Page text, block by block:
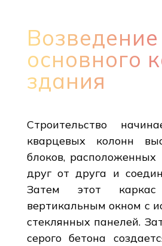
Возведение
основного
здания
Строительство
кварцевых колонн
блоков, расположенных
друг от друга и
Затем этот каркас
вертикальным окном с
стеклянных панелей.
серого бетона